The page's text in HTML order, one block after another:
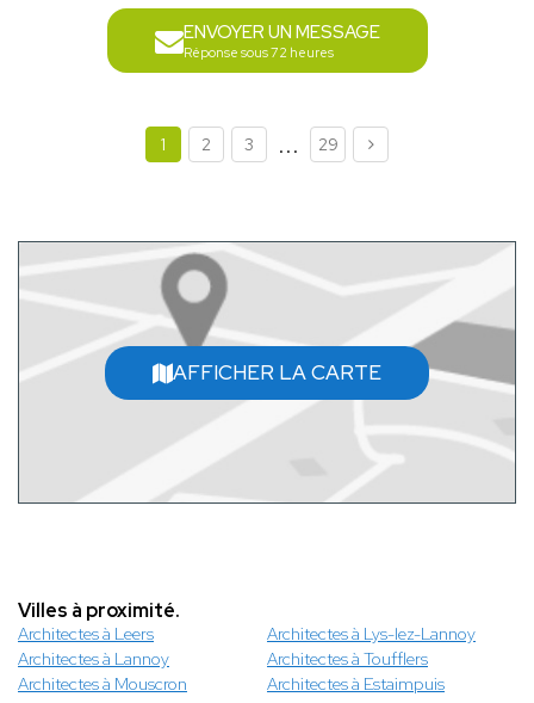
ENVOYER UN MESSAGE
Réponse sous 72 heures
1 2 3 ... 29
AFFICHER LA CARTE
Villes à proximité.
Architectes à Leers
Architectes à Lys-lez-Lannoy
Architectes à Lannoy
Architectes à Toufflers
Architectes à Mouscron
Architectes à Estaimpuis